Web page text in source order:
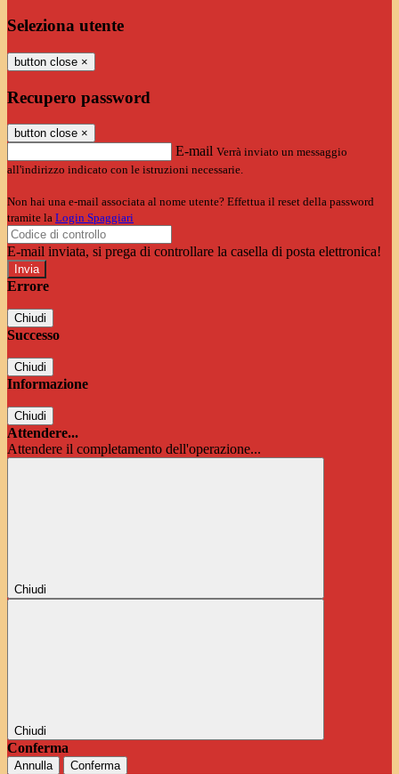
Seleziona utente
button close ×
Recupero password
button close ×
E-mail Verrà inviato un messaggio
all'indirizzo indicato con le istruzioni necessarie.
Non hai una e-mail associata al nome utente? Effettua il reset della password
tramite la Login Spaggiari
E-mail inviata, si prega di controllare la casella di posta elettronica!
Errore
Chiudi
Successo
Chiudi
Informazione
Chiudi
Attendere...
Attendere il completamento dell'operazione...
Chiudi
Chiudi
Conferma
Annulla Conferma